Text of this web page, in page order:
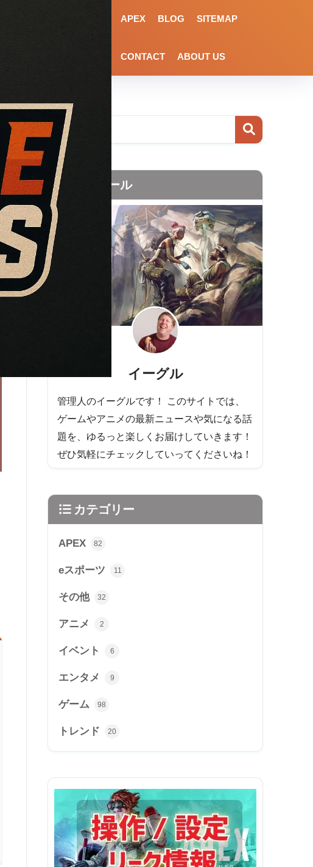
APEX BLOG SITEMAP
CONTACT ABOUT US
プロフィール
イーグル
管理人のイーグルです！ このサイトでは、
ゲームやアニメの最新ニュースや気になる話
題を、ゆるっと楽しくお届けしていきます！
ぜひ気軽にチェックしていってくださいね！
カテゴリー
APEX 82
eスポーツ 11
その他 32
アニメ 2
イベント 6
エンタメ 9
ゲーム 98
トレンド 20